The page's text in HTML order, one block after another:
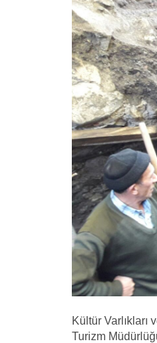
Kültür Varlıkları
Turizm